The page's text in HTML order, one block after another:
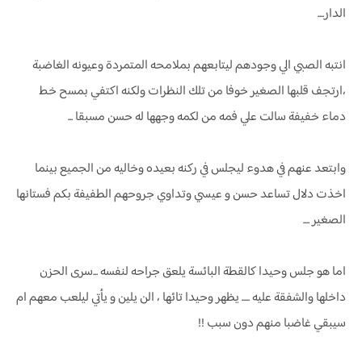
الدار....
انتبه الصبي الي وجودهم ليتابعهم بملامحه المتمردة وعيونه الغاضبة
،ارتجف قلبها الصغير خوفا من تلك النظرات ولكنه اكتفي بمسح خط
دماء خفيفة سالت علي فمه من لكمه وجهها له حسن مسبقا ...
وابتعد عنهم في هدوء ليجلس في ركنه بعيده وخاليه من الجميع بينما
اخذت دلال تساعد حسن و عيسي وتداوي جروحهم الطفيفة بكم فستانها
الصغير ....
اما هو جلس وحيدا كالقطة البائسة يلعق جراحه لنفسه ...سرى الحزن
داخلها والشفقة عليه ..... يظهر وحيدا تائها ، الن يلين و يأتي ليلعب معهم ام
سيبقي غاضبا منهم دون سبب !!